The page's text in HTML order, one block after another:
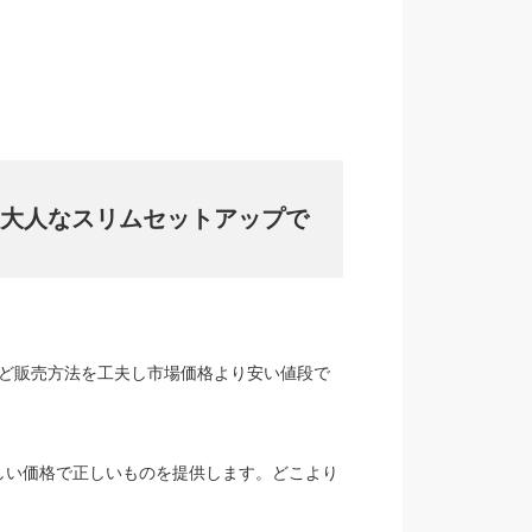
人なスリムセットアップで
販売方法を工夫し市場価格より安い値段で
価格で正しいものを提供します。どこより